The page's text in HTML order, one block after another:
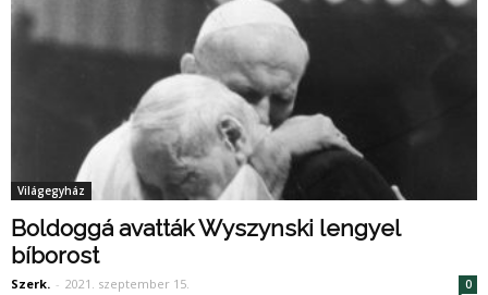
Világegyház
Boldoggá avatták Wyszynski lengyel
bíborost
Szerk. - 2021. szeptember 15. 0